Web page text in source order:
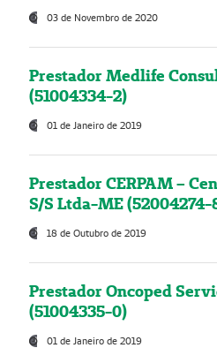
03 de Novembro de 2020
Prestador Medlife
(51004334-2)
01 de Janeiro de 2019
Prestador CERPAM –
S/S Ltda-ME (52004274-
18 de Outubro de 2019
Prestador Oncoped
(51004335-0)
01 de Janeiro de 2019